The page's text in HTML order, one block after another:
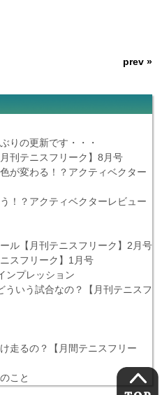
prev »
りの更新です・・・
刊テニスフリーク】8月号
が変わる！？アクティベクター
！？アクティベクターレビュー
ル【月刊テニスフリーク】2月号
スフリーク】1月号
ンプレッション
ういう試合なの？【月刊テニスフ
走るの？【月間テニスフリー
こと